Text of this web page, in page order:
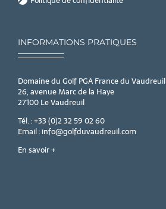
INFORMATIONS PRATIQUES
Domaine du Golf PGA France du Vaudreuil
26, avenue Marc de la Haye
27100 Le Vaudreuil
Tél. : +33 (0)2 32 59 02 60
Email : info@golfduvaudreuil.com
En savoir +